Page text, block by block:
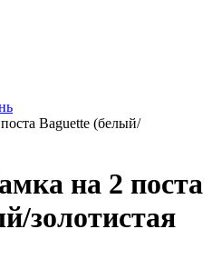
Baguette (белый/
на 2 поста
золотистая